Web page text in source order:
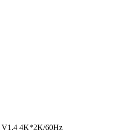
V1.4 4K*2K/60Hz